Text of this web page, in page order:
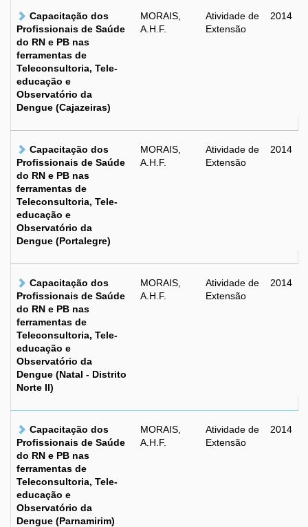
Capacitação dos
Profissionais de Saúde
do RN e PB nas
ferramentas de
Teleconsultoria, Tele-
educação e
Observatório da
Dengue (Cajazeiras)
MORAIS,
A.H.F.
Atividade de
Extensão
2014
Capacitação dos
Profissionais de Saúde
do RN e PB nas
ferramentas de
Teleconsultoria, Tele-
educação e
Observatório da
Dengue (Portalegre)
MORAIS,
A.H.F.
Atividade de
Extensão
2014
Capacitação dos
Profissionais de Saúde
do RN e PB nas
ferramentas de
Teleconsultoria, Tele-
educação e
Observatório da
Dengue (Natal - Distrito
Norte II)
MORAIS,
A.H.F.
Atividade de
Extensão
2014
Capacitação dos
Profissionais de Saúde
do RN e PB nas
ferramentas de
Teleconsultoria, Tele-
educação e
Observatório da
Dengue (Parnamirim)
MORAIS,
A.H.F.
Atividade de
Extensão
2014